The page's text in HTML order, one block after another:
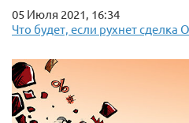
05 Июля 2021, 16:34
Что будет, если рухнет сделка